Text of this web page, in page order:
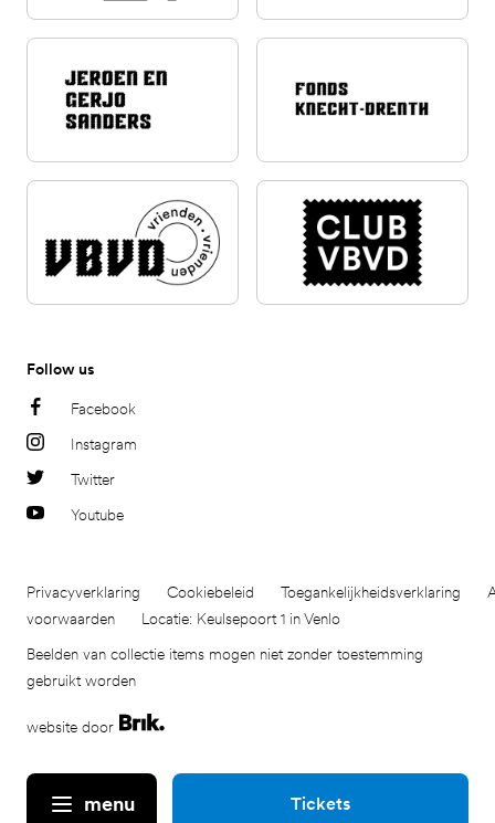
menu Tickets
Follow us
Facebook
Instagram
Twitter
Youtube
Privacyverklaring Cookiebeleid Toegankelijkheidsverklaring
voorwaarden
Locatie: Keulsepoort 1 in Venlo
Beelden van collectie items mogen niet zonder toestemming
gebruikt worden
website door